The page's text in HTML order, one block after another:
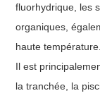
fluorhydrique, les
organiques,
haute température.
Il est
la tranchée, la